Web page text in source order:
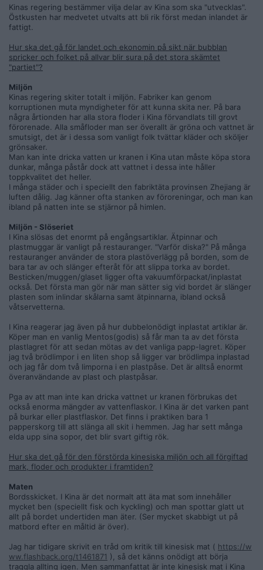
Kinas regering bestämmer vilja delar av Kina som ska "utvecklas".
Östkusten har medvetet utvalts att bli rik först medan inlandet är
fattigt.
Hur ska det gå för landet och ekonomin på sikt när bubblan
spricker och folket på allvar blir sura på det stora skämtet
"partiet"?
Miljön
Kinas regering skiter totalt i miljön. Fabriker kan genom
korruptionen muta myndigheter för att kunna skita ner. På bara
några årtionden har alla stora floder i Kina förvandlats till grovt
förorenade. Alla småfloder man ser överallt är gröna och vattnet är
smutsigt, det är i dessa som vanligt folk tvättar kläder och sköljer
grönsaker.
Man kan inte dricka vatten ur kranen i Kina utan måste köpa stora
dunkar, många påstår dock att vattnet i dessa inte håller
toppkvalitet det heller.
I många städer och i speciellt den fabriktäta provinsen Zhejiang är
luften dålig. Jag känner ofta stanken av föroreningar, och man kan
ibland på natten inte se stjärnor på himlen.
Miljön - Slöseriet
I Kina slösas det enormt på engångsartiklar. Ätpinnar och
plastmuggar är vanligt på restauranger. "Varför diska?" På många
restauranger använder de stora plastöverlägg på borden, som de
bara tar av och slänger efteråt för att slippa torka av bordet.
Besticken/muggen/glaset ligger ofta vakuumförpackat/inplastat
också. Det första man gör när man sätter sig vid bordet är slänger
plasten som inlindar skålarna samt ätpinnarna, ibland också
våtservetterna.
I Kina reagerar jag även på hur dubbelonödigt inplastat artiklar är.
Köper man en vanlig Mentos(godis) så får man ta av det första
plastlagret för att sedan mötas av det vanliga papp-lagret. Köper
jag två brödlimpor i en liten shop så ligger var brödlimpa inplastad
och jag får dom två limporna i en plastpåse. Det är alltså enormt
överanvändande av plast och plastpåsar.
Pga av att man inte kan dricka vattnet ur kranen förbrukas det
också enorma mängder av vattenflaskor. I Kina är det varken pant
på burkar eller plastflaskor. Det finns i praktiken bara 1
papperskorg till att slänga all skit i hemmen. Jag har sett många
elda upp sina sopor, det blir svart giftig rök.
Hur ska det gå för den förstörda kinesiska miljön och all förgiftad
mark, floder och produkter i framtiden?
Maten
Bordsskicket. I Kina är det normalt att äta mat som innehåller
mycket ben (speciellt fisk och kyckling) och man spottar glatt ut
allt på bordet undertiden man äter. (Ser mycket skabbigt ut på
matbord efter en måltid är över).
Jag har tidigare skrivit en tråd om kritik till kinesisk mat ( https://w
ww.flashback.org/t1461871 ), så det känns onödigt att börja
traggla allting igen. Men sammanfattat är inte kinesisk mat i Kina